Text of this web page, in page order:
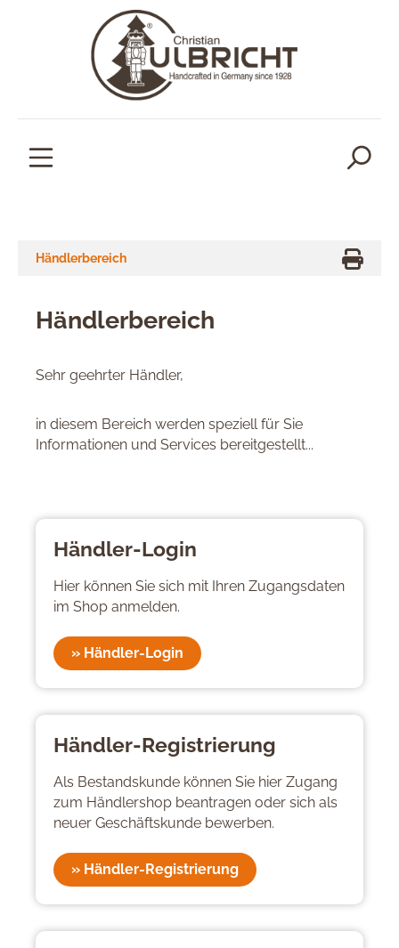
Händlerbereich
Händlerbereich
Sehr geehrter Händler,
in diesem Bereich werden speziell für Sie
Informationen und Services bereitgestellt...
Händler-Login
Hier können Sie sich mit Ihren Zugangsdaten
im Shop anmelden.
» Händler-Login
Händler-Registrierung
Als Bestandskunde können Sie hier Zugang
zum Händlershop beantragen oder sich als
neuer Geschäftskunde bewerben.
» Händler-Registrierung